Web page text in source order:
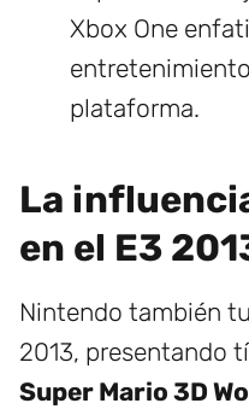
Xbox One
plataforma.
La
en el E3
Nintendo también
2013, presentando
Super Mario 3D